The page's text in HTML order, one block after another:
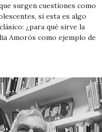
surgen cuestiones como
si esta es algo
¿para qué sirve la
Amorós como ejemplo de